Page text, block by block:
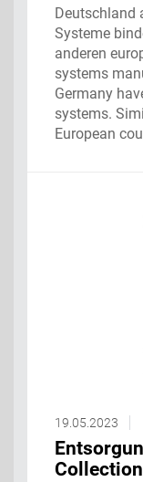
Deutschland
Systeme
anderen
systems
Germany
systems.
European
19.05.2023